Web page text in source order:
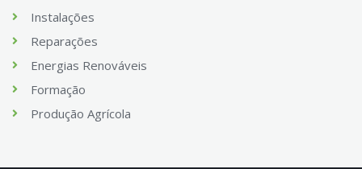
Instalações
Reparações
Energias Renováveis
Formação
Produção Agrícola